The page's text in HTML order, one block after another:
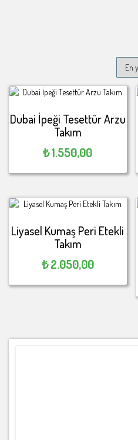
Dubai İpeği Tesettür Arzu
Takım
₺1.550,00
Liyasel Kumaş Peri Etekli
Takım
₺2.050,00